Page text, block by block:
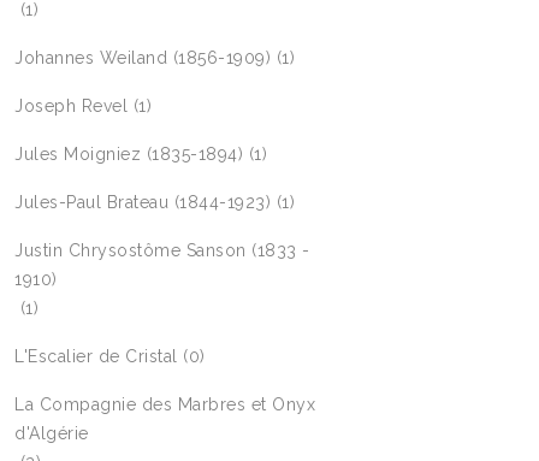
(1)
Johannes Weiland (1856-1909) (1)
Joseph Revel (1)
Jules Moigniez (1835-1894) (1)
Jules-Paul Brateau (1844-1923) (1)
Justin Chrysostôme Sanson (1833 -
1910)
(1)
L'Escalier de Cristal (0)
La Compagnie des Marbres et Onyx
d'Algérie